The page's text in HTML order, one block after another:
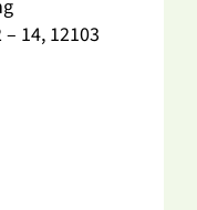
14, 12103